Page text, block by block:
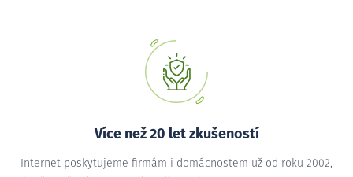
Více než 20 let zkušeností
Internet poskytujeme firmám i domácnostem už od roku 2002,